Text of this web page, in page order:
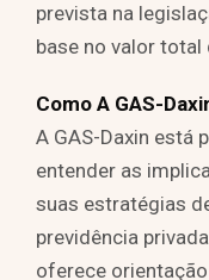
prevista na
base no valor total
Como A GAS-
A GAS-Daxin está
entender as
suas estratégias
previdência
oferece